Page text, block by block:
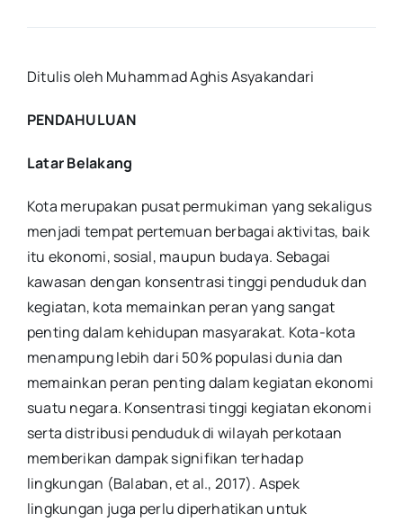
Ditulis oleh Muhammad Aghis Asyakandari
PENDAHULUAN
Latar Belakang
Kota merupakan pusat permukiman yang sekaligus
menjadi tempat pertemuan berbagai aktivitas, baik
itu ekonomi, sosial, maupun budaya. Sebagai
kawasan dengan konsentrasi tinggi penduduk dan
kegiatan, kota memainkan peran yang sangat
penting dalam kehidupan masyarakat. Kota-kota
menampung lebih dari 50% populasi dunia dan
memainkan peran penting dalam kegiatan ekonomi
suatu negara. Konsentrasi tinggi kegiatan ekonomi
serta distribusi penduduk di wilayah perkotaan
memberikan dampak signifikan terhadap
lingkungan (Balaban, et al., 2017). Aspek
lingkungan juga perlu diperhatikan untuk